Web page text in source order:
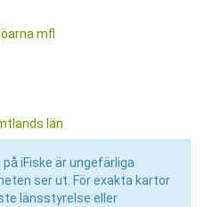
mfl
län
iFiske är ungefärliga
ser ut. För exakta kartor
länsstyrelse eller